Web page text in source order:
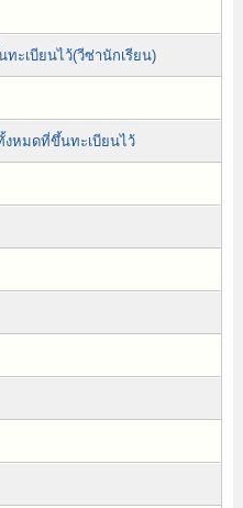
ะเบียนไว้(วีซ่านักเรียน)
หมดที่ขึ้นทะเบียนไว้